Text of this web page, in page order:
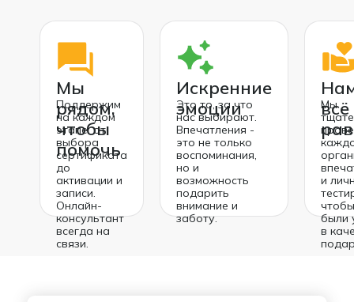
Мы
рядом,
чтобы
помочь
Поддержим
на каждом
этапе: от
выбора
сертификата
до
активации и
записи.
Онлайн-
консультант
всегда на
связи.
Искренние
эмоции
Это то, за что
нас выбирают.
Впечатления -
это не только
воспоминания,
но и
возможность
подарить
внимание и
заботу.
всё
Мы
и
были
в